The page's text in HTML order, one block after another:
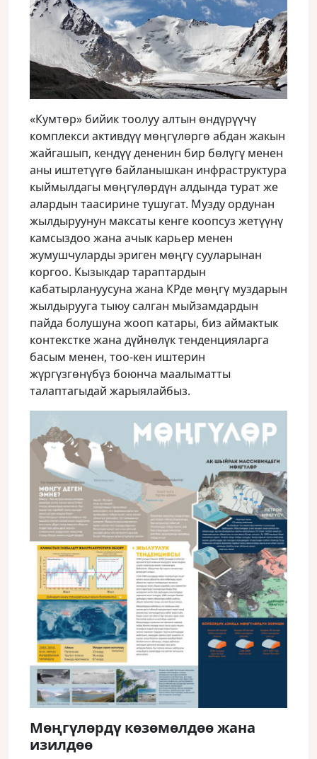
«Кумтөр» бийик тоолуу алтын өндүрүүчү
комплекси активдүү мөңгүлөргө абдан жакын
жайгашып, кендүү дененин бир бөлүгү менен
аны иштетүүгө байланышкан инфраструктура
кыймылдагы мөңгүлөрдүн алдында турат же
алардын таасирине тушугат. Музду ордунан
жылдыруунун максаты кенге коопсуз жетүүнү
камсыздоо жана ачык карьер менен
жумушчуларды эриген мөңгү сууларынан
коргоо. Кызыкдар тараптардын
кабатырлануусуна жана КРде мөңгү муздарын
жылдырууга тыюу салган мыйзамдардын
пайда болушуна жооп катары, биз аймактык
контекстке жана дүйнөлүк тенденцияларга
басым менен, тоо-кен иштерин
жүргүзгөнүбүз боюнча маалыматты
талаптагыдай жарыялайбыз.
Мөңгүлөрдү көзөмөлдөө жана
изилдөө